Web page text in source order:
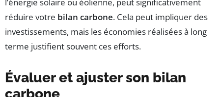
l’énergie solaire ou éolienne, peut significativement
réduire votre bilan carbone. Cela peut impliquer des
investissements, mais les économies réalisées à long
terme justifient souvent ces efforts.
Évaluer et ajuster son bilan